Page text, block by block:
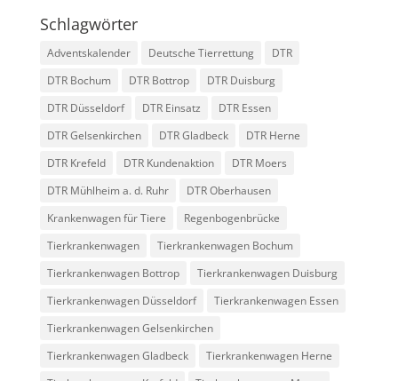
Schlagwörter
Adventskalender Deutsche Tierrettung
DTR
DTR Bochum
DTR Bottrop
DTR Duisburg
DTR Düsseldorf
DTR Einsatz
DTR Essen
DTR Gelsenkirchen
DTR Gladbeck
DTR Herne
DTR Krefeld
DTR Kundenaktion
DTR Moers
DTR Mühlheim a. d. Ruhr
DTR Oberhausen
Krankenwagen für Tiere
Regenbogenbrücke
Tierkrankenwagen
Tierkrankenwagen Bochum
Tierkrankenwagen Bottrop
Tierkrankenwagen Duisburg
Tierkrankenwagen Düsseldorf
Tierkrankenwagen Essen
Tierkrankenwagen Gelsenkirchen
Tierkrankenwagen Gladbeck
Tierkrankenwagen Herne